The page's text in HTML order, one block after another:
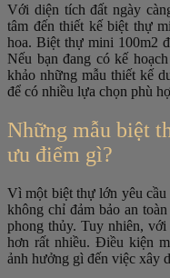
Với diện tích đất ngày
tâm đến thiết kế biệt thự
hoa. Biệt thự mini 100m2
Nếu bạn đang có kế
khảo những mẫu thiết kế
để có nhiều lựa chọn phù
Những mẫu biệt
ưu điểm gì?
Vì một biệt thự lớn yêu cầu
không chỉ đảm bảo an
phong thủy. Tuy nhiên,
hơn rất nhiều. Điều kiện
ảnh hưởng gì đến việc xây